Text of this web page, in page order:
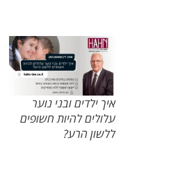
איך ילדים ובני נוער
עלולים להיות חשופים
ללשון הרע?